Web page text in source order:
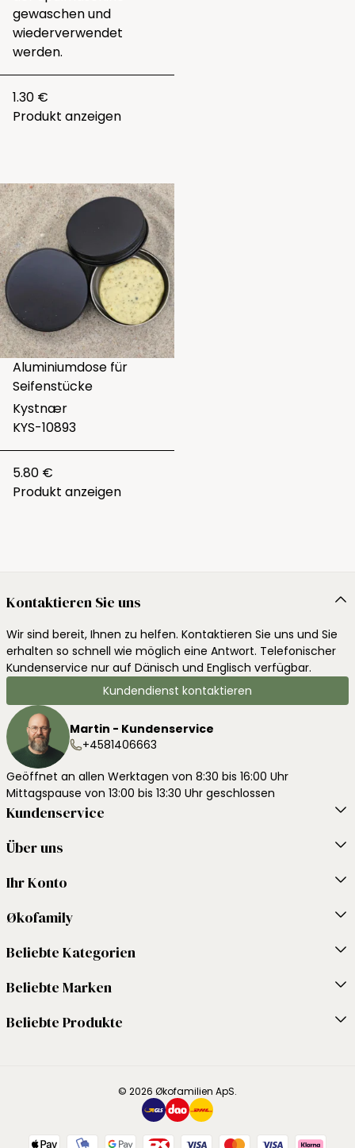
gewaschen und
wiederverwendet
werden.
1.30 €
Produkt anzeigen
Aluminiumdose für
Seifenstücke
Kystnær
KYS-10893
5.80 €
Produkt anzeigen
Kontaktieren Sie uns
Wir sind bereit, Ihnen zu helfen. Kontaktieren Sie uns und Sie
erhalten so schnell wie möglich eine Antwort. Telefonischer
Kundenservice nur auf Dänisch und Englisch verfügbar.
Kundendienst kontaktieren
Martin - Kundenservice
+4581406663
Geöffnet an allen Werktagen von 8:30 bis 16:00 Uhr
Mittagspause von 13:00 bis 13:30 Uhr geschlossen
Kundenservice
Über uns
Ihr Konto
Økofamily
Beliebte Kategorien
Beliebte Marken
Beliebte Produkte
© 2026 Økofamilien ApS.